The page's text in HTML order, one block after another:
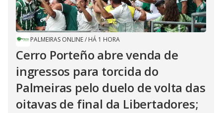
PALMEIRAS ONLINE/ HÁ 1 HORA
Cerro Porteño abre venda de
ingressos para torcida do
Palmeiras pelo duelo de volta das
oitavas de final da Libertadores;